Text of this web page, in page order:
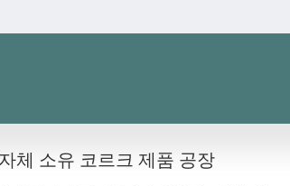
자체 소유 코르크 제품 공장